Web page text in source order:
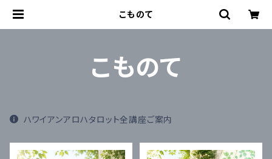
こものて
こものて
ハワイアンアロハタロット全講座ご案内